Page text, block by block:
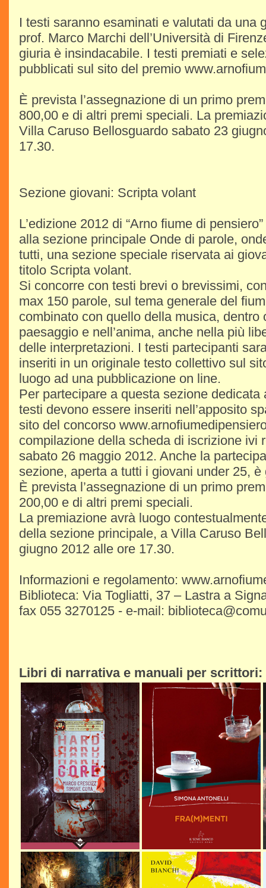
I testi saranno esaminati e valutati da una
prof. Marco Marchi dell’Università di
giuria è insindacabile. I testi premiati e
pubblicati sul sito del premio
È prevista l’assegnazione di un primo
800,00 e di altri premi speciali. La
Villa Caruso Bellosguardo sabato 23
17.30.
Sezione giovani: Scripta volant
L’edizione 2012 di “Arno fiume di
alla sezione principale Onde di parole,
tutti, una sezione speciale riservata ai
titolo Scripta volant.
Si concorre con testi brevi o brevissimi,
max 150 parole, sul tema generale del
combinato con quello della musica, dentro
paesaggio e nell’anima, anche nella più
delle interpretazioni. I testi partecipanti
inseriti in un originale testo collettivo sul
luogo ad una pubblicazione on line.
Per partecipare a questa sezione dedicata
testi devono essere inseriti nell’apposito
sito del concorso
compilazione della scheda di iscrizione ivi
sabato 26 maggio 2012. Anche la
sezione, aperta a tutti i giovani under 25, è
È prevista l’assegnazione di un primo
200,00 e di altri premi speciali.
La premiazione avrà luogo
della sezione principale, a Villa Caruso
giugno 2012 alle ore 17.30.
Informazioni e regolamento:
Biblioteca: Via Togliatti, 37 – Lastra a
fax 055 3270125 - e-mail:
Libri di narrativa e manuali per scrittori: